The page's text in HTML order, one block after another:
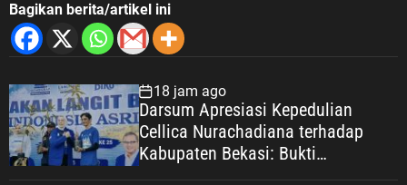
Bagikan berita/artikel ini
18 jam ago
Darsum Apresiasi Kepedulian
Cellica Nurachadiana terhadap
Kabupaten Bekasi: Bukti